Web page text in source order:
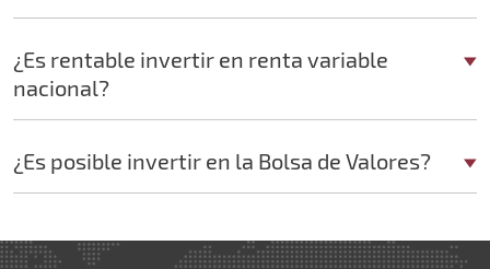
¿Es rentable invertir en renta variable
nacional?
¿Es posible invertir en la Bolsa de Valores?